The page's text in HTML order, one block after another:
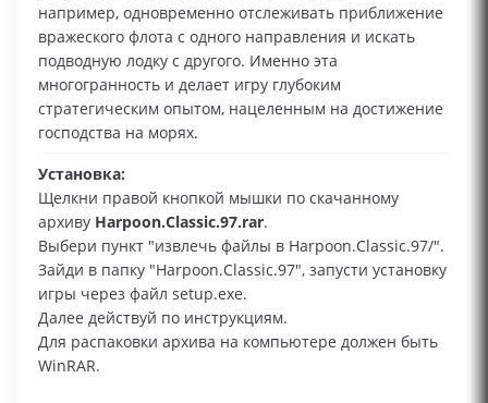
например, одновременно отслеживать приближение
вражеского флота с одного направления и искать
подводную лодку с другого. Именно эта
многогранность и делает игру глубоким
стратегическим опытом, нацеленным на достижение
господства на морях.
Установка:
Щелкни правой кнопкой мышки по скачанному
архиву Harpoon.Classic.97.rar.
Выбери пункт "извлечь файлы в Harpoon.Classic.97/".
Зайди в папку "Harpoon.Classic.97", запусти установку
игры через файл setup.exe.
Далее действуй по инструкциям.
Для распаковки архива на компьютере должен быть
WinRAR.